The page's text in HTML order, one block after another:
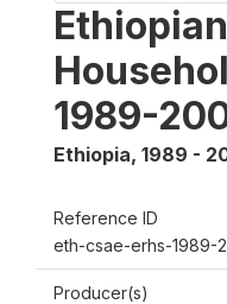
1989-
Ethiopia, 1989 -
Reference ID
eth-csae-erhs-1989-
Producer(s)